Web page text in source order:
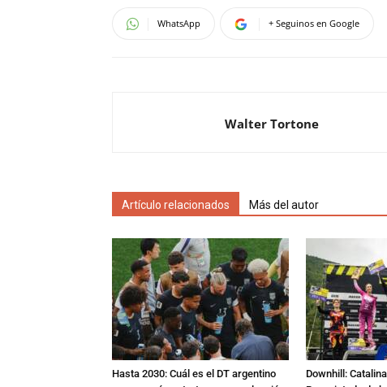
WhatsApp + Seguinos en Google
Walter Tortone
Artículo relacionados Más del autor
Hasta 2030: Cuál es el DT argentino
Downhill: